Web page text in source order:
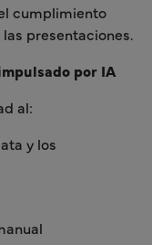
cumplimiento
presentaciones.
por IA
al:
y los